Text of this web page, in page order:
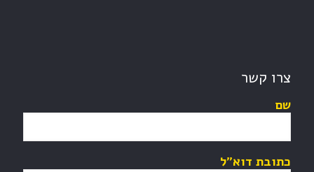
צרו קשר
שם
כתובת דוא"ל